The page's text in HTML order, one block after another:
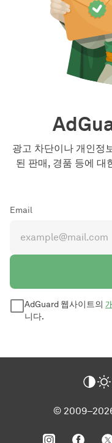
광고 차단이나 개인정
된 판매, 경품 등에 대
Email
AdGuard 웹사이트의
니다.
©